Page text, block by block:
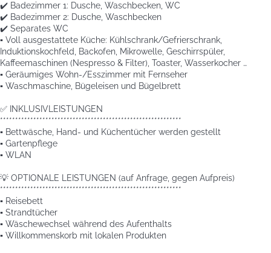
✔️ Badezimmer 1: Dusche, Waschbecken, WC
✔️ Badezimmer 2: Dusche, Waschbecken
✔️ Separates WC
▪️ Voll ausgestattete Küche: Kühlschrank/Gefrierschrank,
Induktionskochfeld, Backofen, Mikrowelle, Geschirrspüler,
Kaffeemaschinen (Nespresso & Filter), Toaster, Wasserkocher …
▪️ Geräumiges Wohn-/Esszimmer mit Fernseher
▪️ Waschmaschine, Bügeleisen und Bügelbrett
✅ INKLUSIVLEISTUNGEN
************************************************************
▪️ Bettwäsche, Hand- und Küchentücher werden gestellt
▪️ Gartenpflege
▪️ WLAN
💡 OPTIONALE LEISTUNGEN (auf Anfrage, gegen Aufpreis)
************************************************************
▪️ Reisebett
▪️ Strandtücher
▪️ Wäschewechsel während des Aufenthalts
▪️ Willkommenskorb mit lokalen Produkten